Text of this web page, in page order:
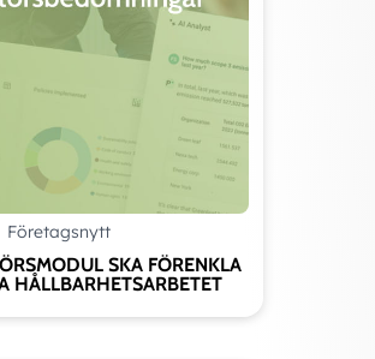
Företagsnytt
SKA FÖRENKLA
HÅLLBARHETSARBETET